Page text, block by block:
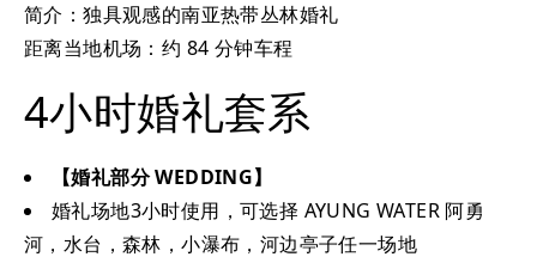
简介：独具观感的南亚热带丛林婚礼
距离当地机场：约 84 分钟车程
4小时婚礼套系
【婚礼部分 WEDDING】
婚礼场地3小时使用，可选择 AYUNG WATER 阿勇
河，水台，森林，小瀑布，河边亭子任一场地